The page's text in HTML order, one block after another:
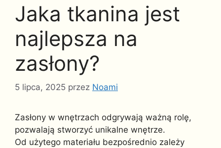
Jaka tkanina jest
najlepsza na
zasłony?
5 lipca, 2025 przez Noami
Zasłony w wnętrzach odgrywają ważną rolę,
pozwalają stworzyć unikalne wnętrze.
Od użytego materiału bezpośrednio zależy